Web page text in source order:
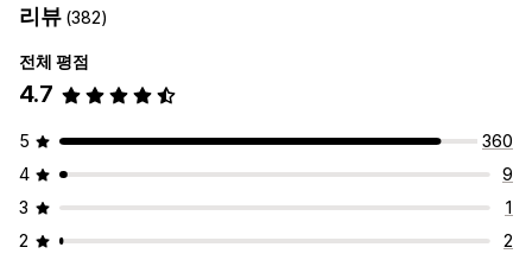
리뷰 (382)
전체 평점
4.7
5
360
4
9
3
1
2
2